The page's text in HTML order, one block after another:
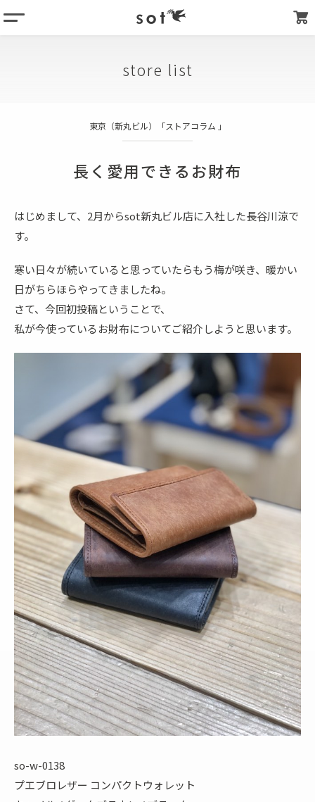
products
store list
store list
東京（新丸ビル）「ストアコラム 」
長く愛用できるお財布
はじめまして、2月からsot新丸ビル店に入社した長谷川涼で
す。
寒い日々が続いていると思っていたらもう梅が咲き、暖かい
日がちらほらやってきましたね。
さて、今回初投稿ということで、
私が今使っているお財布についてご紹介しようと思います。
so-w-0138
プエブロレザー コンパクトウォレット